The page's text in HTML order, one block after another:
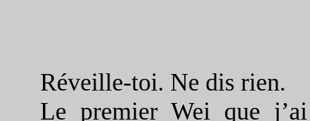
Réveille-toi. Ne dis rien.
Le premier Wei que